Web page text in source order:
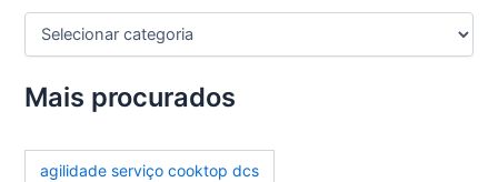
C
e
g
r
Mais procurados
agilidade serviço cooktop dcs